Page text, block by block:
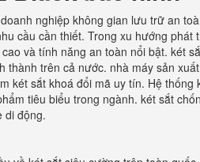
nghiệp không gian lưu trữ an
cầu cần thiết. Trong xu hướng phát
và tính năng an toàn nổi bật. két
thành trên cả nước. nhà máy sản
két sắt khoá đổi mã uy tín. Hệ thống
tiêu biểu trong ngành. két sắt
di động.